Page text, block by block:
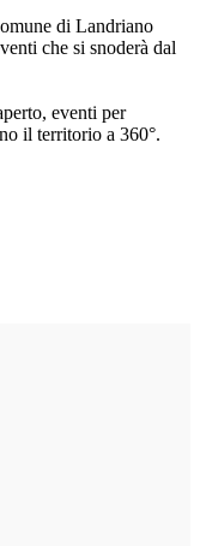
di Landriano
che si snoderà dal
eventi per
il territorio a 360°.